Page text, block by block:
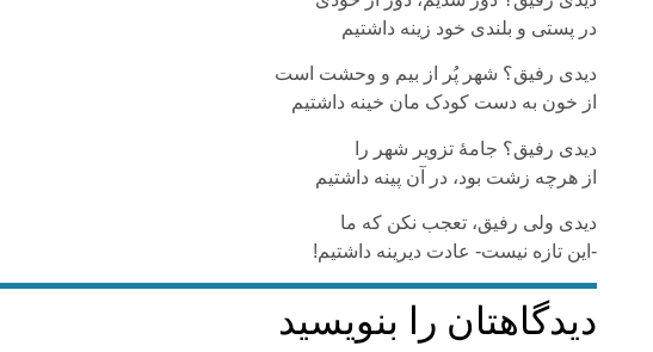
در پستی و بلندی خود زینه داشتیم
دیدی رفیق؟ شهر پُر از بیم و وحشت است
از خون به دست کودک مان خینه داشتیم
دیدی رفیق؟ جامۀ تزویر شهر را
از هرچه زشت بود، در آن پینه داشتیم
دیدی ولی رفیق، تعجب نکن که ما
-این تازه نیست- عادت دیرینه داشتیم!
دیدگاهتان را بنویسید